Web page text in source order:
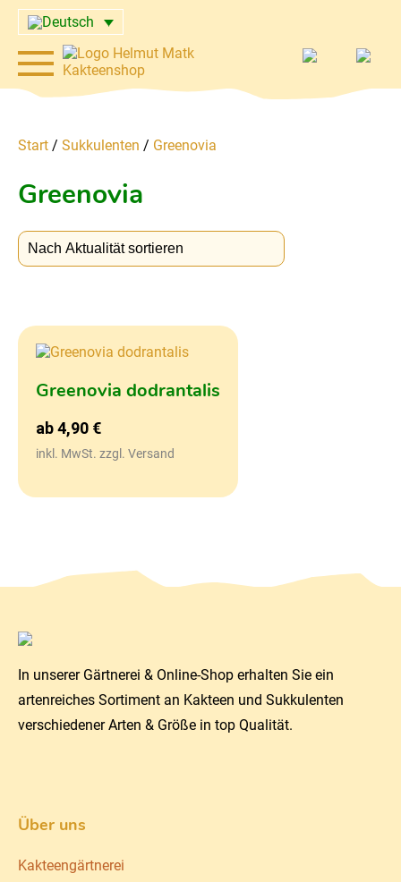
Start / Sukkulenten / Greenovia
Greenovia
Greenovia dodrantalis
ab4,90 €
inkl. MwSt. zzgl. Versand
In unserer Gärtnerei & Online-Shop erhalten Sie ein
artenreiches Sortiment an Kakteen und Sukkulenten
verschiedener Arten & Größe in top Qualität.
Über uns
Kakteengärtnerei